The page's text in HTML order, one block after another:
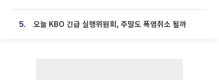
5. 오늘 KBO 긴급 실행위원회, 주말도 폭염취소 될까